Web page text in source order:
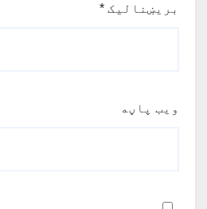
بریښنالیک *
ویب پاڼه